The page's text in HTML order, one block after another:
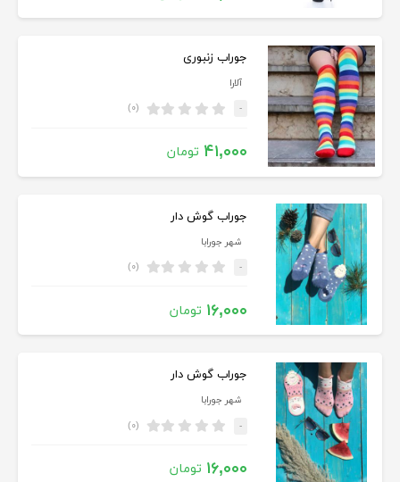
جوراب زنبوری
آلارا
- (۰)
۴۱,۰۰۰ تومان
جوراب گوش دار
شهر جورابا
- (۰)
۱۶,۰۰۰ تومان
جوراب گوش دار
شهر جورابا
- (۰)
۱۶,۰۰۰ تومان